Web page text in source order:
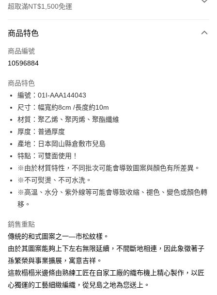
超取滿NT$1,500免運
信用卡一次付款
超商取貨付款
Apple Pay
街口支付
Google Pay
大哥付你分期
相關說明
【大哥付你分期使用說明】
1.本服務由台灣大哥大提供，台灣大哥大用戶可立即使用無須另外申請。
流程，驗證手機門號後，選擇欲分期的期數、繳款截止日，確認付款後即完
成交易。
4.訂單成立30分鐘內，如未前往確認交易或遇審核未通過，訂單將自動取
法說明評估內容。
【繳款方式說明】
1.分期款項不併入電信帳單，「大哥付你分期」於每月結算日後寄送繳費提
醒簡訊。
2.透過簡訊連結打開帳單後，可選擇「超商條碼／台灣大直營門市／銀行轉
帳／街口支付／iPASS MONEY」等通路繳費。
AFTEE先享後付
相關說明
【關於「AFTEE先享後付」】
AFTEE先享後付是「在收到商品之後才付款」的支付方式。 讓您購物簡單
１．簡單：不需註冊會員、不需綁卡、不需儲值。
２．便利：只要手機號碼，簡訊認證，即可結帳。
【「AFTEE先享後付」結帳流程】
１．於結帳方式選擇「AFTEE先享後付」後，將跳轉至「AFTEE先享後付」
結帳頁面，進行簡訊認證並確認金額後，即可完成結帳。
２．訂單成立數日內，您將收到繳費通知簡訊。
ATM付款
全家取貨付款
每筆NT$65，滿NT$1,500(含以上)免運費
7-11取貨付款
每筆NT$65，滿NT$1,500(含以上)免運費
商品特色
商品編號
10596884
商品特色
編號：01I-AAA144043
尺寸：幅寬約8cm /長度約10m
材質：聚乙烯、聚丙烯、聚酯纖維
厚度：普通厚度
產地：日本岡山縣倉敷市兒島
特點：可雙面使用！
※由於材質特性，不同批次可能會導致圖案與顏色有所差異。
※不可熨燙、不可水洗。
※高溫、水分、紫外線等可能會導致收縮、褪色、變色或顏色轉
移。
銷售重點
傳統的和式圖案之一—市松紋樣。
由於其圖案能夠上下左右無限延續，不間斷地相連，因此象徵著子
孫繁榮與事業擴展，寓意吉祥。
這款榻榻米邊條由熟練工匠在自家工廠的織布機上精心製作，以匠
心獨運的工藝細緻編織，從兒島之地為您送上。